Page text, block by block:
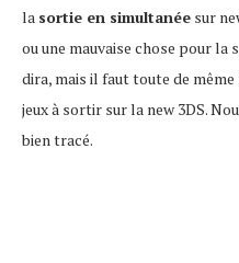
la sortie en simultanée sur
ou une mauvaise chose pour la
dira, mais il faut toute de même
jeux à sortir sur la new 3DS.
bien tracé.